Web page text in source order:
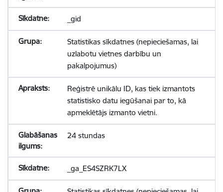
_gid
Statistikas sīkdatnes (nepieciešamas, lai
uzlabotu vietnes darbību un
pakalpojumus)
Reģistrē unikālu ID, kas tiek izmantots
statistisko datu iegūšanai par to, kā
apmeklētājs izmanto vietni.
24 stundas
_ga_ES4SZRK7LX